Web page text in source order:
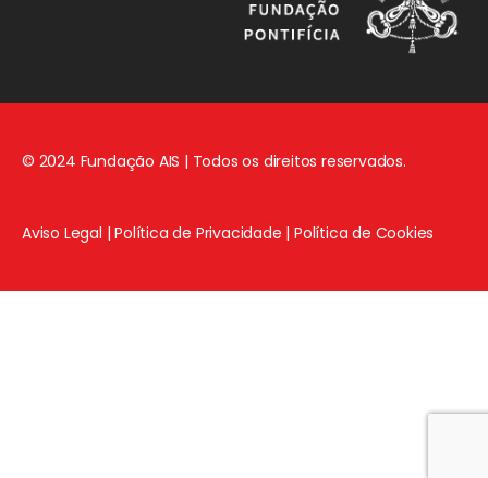
© 2024 Fundação AIS | Todos os direitos reservados.
Aviso Legal |Política de Privacidade |Política de Cookies